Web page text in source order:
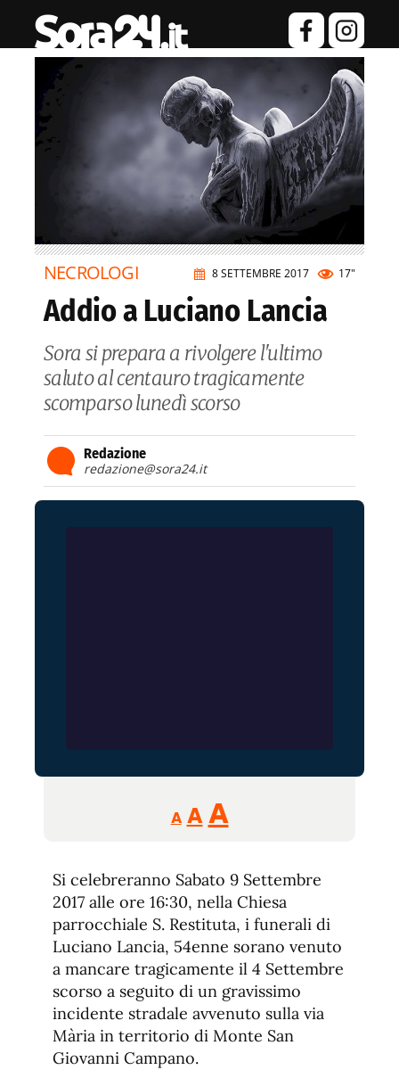
8 SETTEMBRE 2017 17"
NECROLOGI
Addio a Luciano Lancia
Sora si prepara a rivolgere l'ultimo
saluto al centauro tragicamente
scomparso lunedì scorso
Redazione
redazione@sora24.it
A
Reducir
tamaño
A Restablecer
de
fuente
AAumentar
de
fuente.
Si celebreranno Sabato 9 Settembre
2017 alle ore 16:30, nella Chiesa
parrocchiale S. Restituta, i funerali di
Luciano Lancia, 54enne sorano venuto
a mancare tragicamente il 4 Settembre
scorso a seguito di un gravissimo
incidente stradale avvenuto sulla via
Mària in territorio di Monte San
Giovanni Campano.